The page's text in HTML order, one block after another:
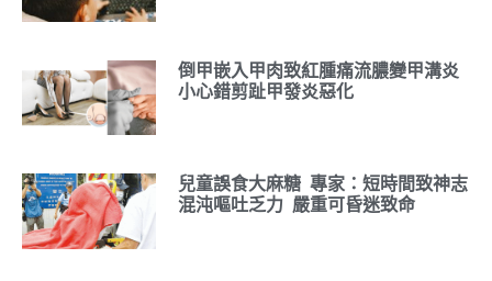
倒甲嵌入甲肉致紅腫痛流膿變甲溝炎
小心錯剪趾甲發炎惡化
兒童誤食大麻糖 專家：短時間致神志
混沌嘔吐乏力 嚴重可昏迷致命